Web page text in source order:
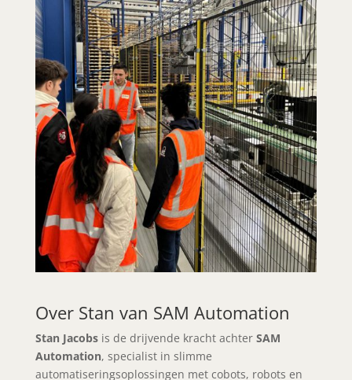
Over Stan van SAM Automation
Stan Jacobsis de drijvende kracht achter SAM
Automation, specialist in slimme
automatiseringsoplossingen met cobots, robots en